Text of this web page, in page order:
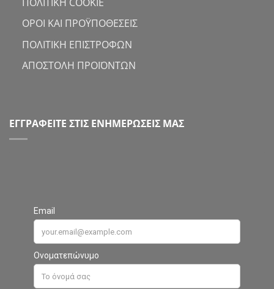
ΟΡΟΙ ΚΑΙ ΠΡΟΫΠΟΘΕΣΕΙΣ
ΠΟΛΙΤΙΚΗ ΕΠΙΣΤΡΟΦΩΝ
ΑΠΟΣΤΟΛΗ ΠΡΟΪΟΝΤΩΝ
ΕΓΓΡΑΦΕΙΤΕ ΣΤΙΣ ΕΝΗΜΕΡΩΣΕΙΣ ΜΑΣ